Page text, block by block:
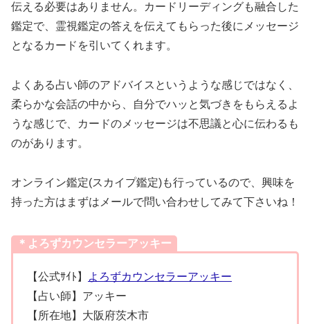
伝える必要はありません。カードリーディングも融合した
鑑定で、霊視鑑定の答えを伝えてもらった後にメッセージ
となるカードを引いてくれます。
よくある占い師のアドバイスというような感じではなく、
柔らかな会話の中から、自分でハッと気づきをもらえるよ
うな感じで、カードのメッセージは不思議と心に伝わるも
のがあります。
オンライン鑑定(スカイプ鑑定)も行っているので、興味を
持った方はまずはメールで問い合わせしてみて下さいね！
＊よろずカウンセラーアッキー
【公式ｻｲﾄ】
よろずカウンセラーアッキー
【占い師】アッキー
【所在地】大阪府茨木市